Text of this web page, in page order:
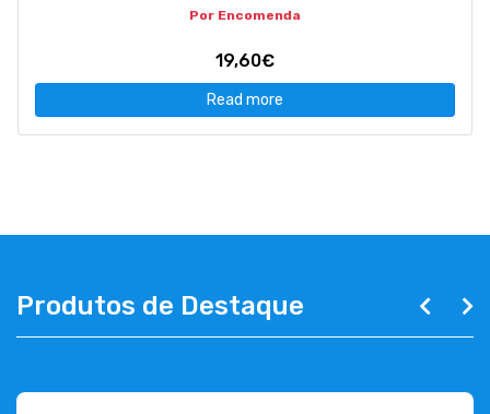
Por Encomenda
19,60€
Read more
Produtos de Destaque